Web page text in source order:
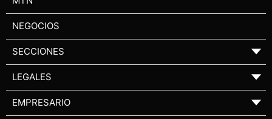
NEGOCIOS
SECCIONES ▼
LEGALES ▼
EMPRESARIO ▼